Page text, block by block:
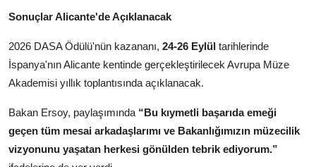
Sonuçlar Alicante'de Açıklanacak
2026 DASA Ödülü'nün kazananı, 24-26 Eylül tarihlerinde
İspanya'nın Alicante kentinde gerçekleştirilecek Avrupa Müze
Akademisi yıllık toplantısında açıklanacak.
Bakan Ersoy, paylaşımında “Bu kıymetli başarıda emeği
geçen tüm mesai arkadaşlarımı ve Bakanlığımızın müzecilik
vizyonunu yaşatan herkesi gönülden tebrik ediyorum.”